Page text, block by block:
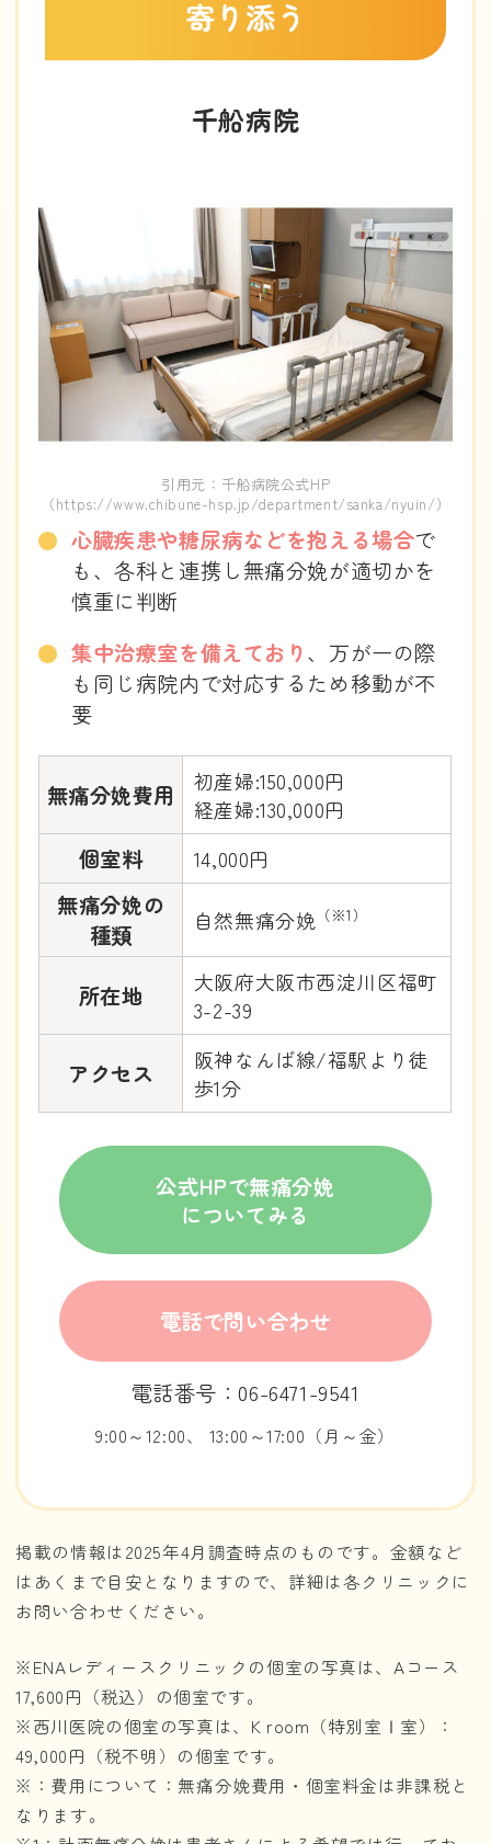
寄り添う
千船病院
引用元：千船病院公式HP
（https://www.chibune-hsp.jp/department/sanka/nyuin/）
心臓疾患や糖尿病などを抱える場合で
も、各科と連携し無痛分娩が適切かを
慎重に判断
集中治療室を備えており 、万が一の際
も同じ病院内で対応するため移動が不
要
無痛分娩費用
初産婦:150,000円
経産婦:130,000円
個室料 14,000円
無痛分娩の
種類
自然無痛分娩 （※1）
所在地
大阪府大阪市西淀川区福町
3-2-39
アクセス
阪神なんば線/福駅より徒
歩1分
公式HPで無痛分娩
についてみる
電話で問い合わせ
電話番号：06-6471-9541
9:00～12:00、 13:00～17:00（月～金）
掲載の情報は2025年4月調査時点のものです。金額など
はあくまで目安となりますので、詳細は各クリニックに
お問い合わせください。
※ENAレディースクリニックの個室の写真は、Aコース
17,600円（税込）の個室です。
※西川医院の個室の写真は、K room（特別室Ⅰ室）：
49,000円（税不明）の個室です。
※：費用について：無痛分娩費用・個室料金は非課税と
なります。